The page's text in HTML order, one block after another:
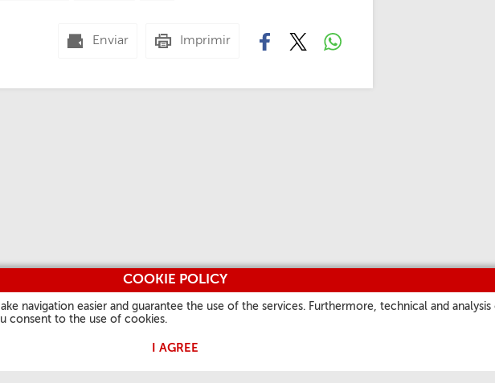
COOKIE POLICY
navigation easier and guarantee the use of the services. Furthermore, technical and
consent to the use of cookies.
I AGREE
Enviar Imprimir